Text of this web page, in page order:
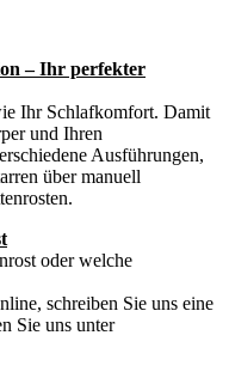
– Ihr perfekter
Ihr Schlafkomfort. Damit
und Ihren
Ausführungen,
über manuell
oder welche
schreiben Sie uns eine
Sie uns unter